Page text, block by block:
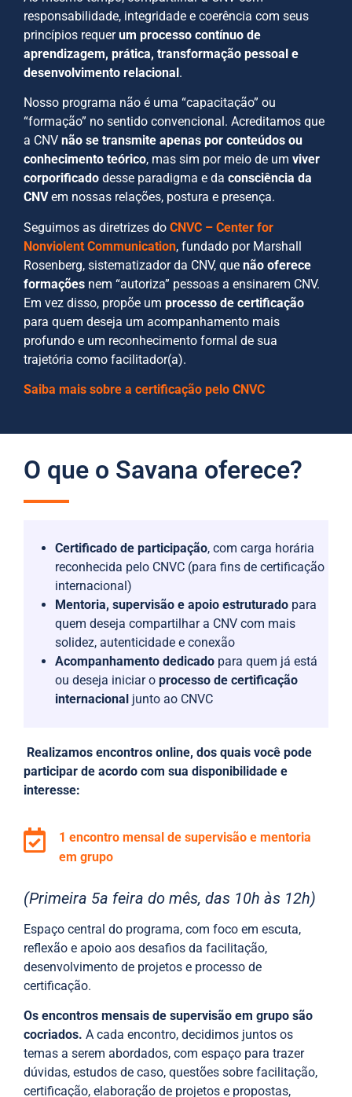
responsabilidade, integridade e coerência com seus
princípios requerum processo contínuo de
aprendizagem, prática, transformação pessoal e
desenvolvimento relacional.
Nosso programa não é uma “capacitação” ou
“formação” no sentido convencional. Acreditamos que
a CNV não se transmite apenas por conteúdos ou
conhecimento teórico, mas sim por meio de um viver
corporificado desse paradigma e da consciência da
CNVem nossas relações, postura e presença.
Seguimos as diretrizes do CNVC – Center for
Nonviolent Communication, fundado por Marshall
Rosenberg, sistematizador da CNV, que não oferece
formações nem “autoriza” pessoas a ensinarem CNV.
Em vez disso, propõe um processo de certificação
para quem deseja um acompanhamento mais
profundo e um reconhecimento formal de sua
trajetória como facilitador(a).
Saiba mais sobre a certificação pelo CNVC
O que o Savana oferece?
Certificado de participação, com carga horária
reconhecida pelo CNVC (para fins de certificação
internacional)
Mentoria, supervisão e apoio estruturado para
quem deseja compartilhar a CNV com mais
solidez, autenticidade e conexão
Acompanhamento dedicado para quem já está
ou deseja iniciar o processo de certificação
internacional junto ao CNVC
Realizamos encontros online, dos quais você pode
participar de acordo com sua disponibilidade e
interesse:
1 encontro mensal de supervisão e mentoria
em grupo
(Primeira 5a feira do mês, das 10h às 12h)
Espaço central do programa, com foco em escuta,
reflexão e apoio aos desafios da facilitação,
desenvolvimento de projetos e processo de
certificação.
Os encontros mensais de supervisão em grupo são
cocriados. A cada encontro, decidimos juntos os
temas a serem abordados, com espaço para trazer
dúvidas, estudos de caso, questões sobre facilitação,
certificação, elaboração de projetos e propostas,